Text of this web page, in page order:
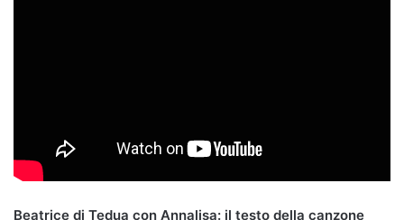
Beatrice di Tedua con Annalisa: il testo della canzone